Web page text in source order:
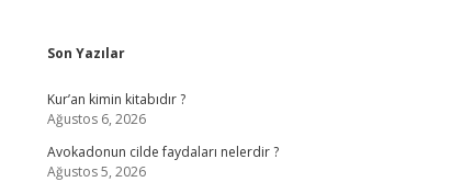
Sidebar
Son Yazılar
Kur’an kimin kitabıdır ?
Ağustos 6, 2026
Avokadonun cilde faydaları nelerdir ?
Ağustos 5, 2026